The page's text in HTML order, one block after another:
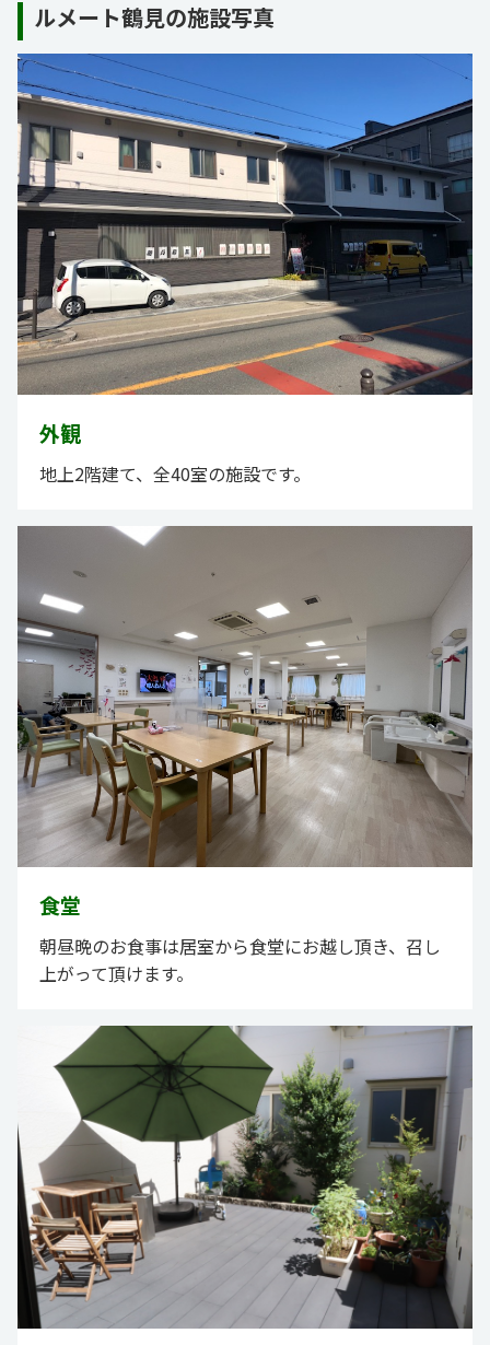
ルメート鶴見の施設写真
外観
地上2階建て、全40室の施設です。
食堂
朝昼晩のお食事は居室から食堂にお越し頂き、召し
上がって頂けます。